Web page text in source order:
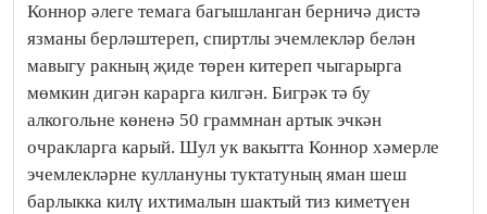
Коннор әлеге темага багышланган берничә дистә
язманы берләштереп, спиртлы эчемлекләр белән
мавыгу ракның җиде төрен китереп чыгарырга
мөмкин дигән карарга килгән. Бигрәк тә бу
алкогольне көненә 50 граммнан артык эчкән
очракларга карый. Шул ук вакытта Коннор хәмерле
эчемлекләрне куллануны туктатуның яман шеш
барлыкка килү ихтималын шактый тиз киметүен